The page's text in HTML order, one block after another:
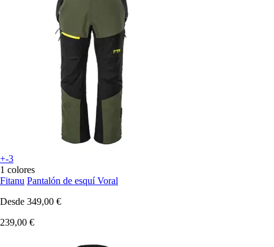
+-3
1 colores
Fitanu Pantalón de esquí Voral
Desde 349,00 €
239,00 €